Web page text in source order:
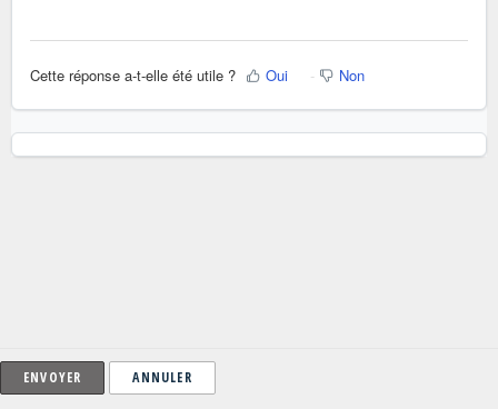
Cette réponse a-t-elle été utile ? Oui Non
ANNULER